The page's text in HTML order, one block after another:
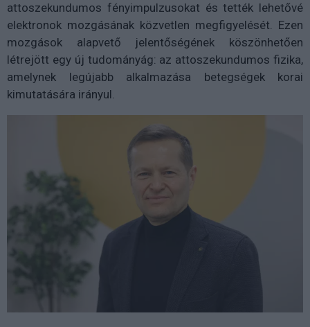
attoszekundumos fényimpulzusokat és tették lehetővé
elektronok mozgásának közvetlen megfigyelését. Ezen
mozgások alapvető jelentőségének köszönhetően
létrejött egy új tudományág: az attoszekundumos fizika,
amelynek legújabb alkalmazása betegségek korai
kimutatására irányul.